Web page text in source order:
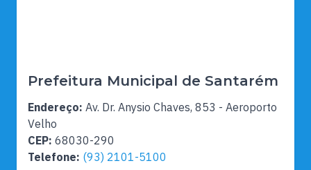
Prefeitura Municipal de Santarém
Endereço: Av. Dr. Anysio Chaves, 853 - Aeroporto
Velho
CEP: 68030-290
Telefone: (93) 2101-5100